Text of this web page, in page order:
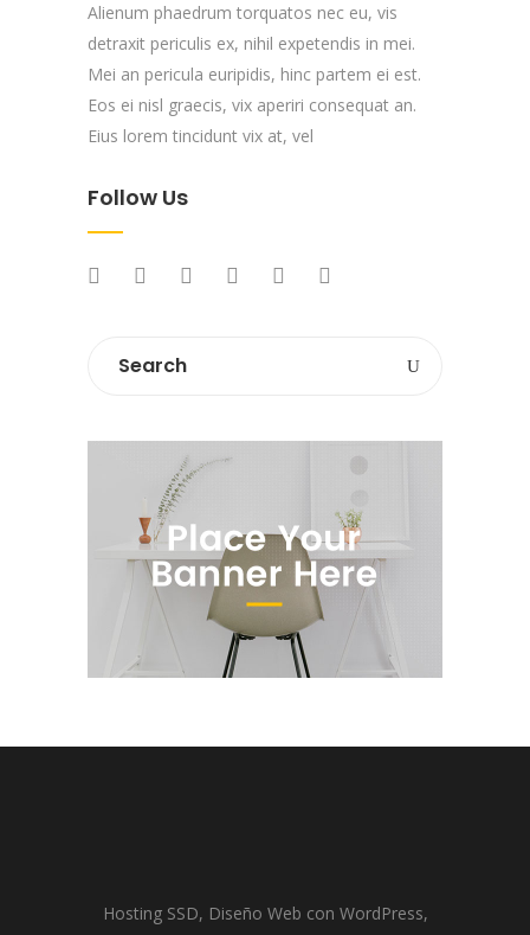
Alienum phaedrum torquatos nec eu, vis
detraxit periculis ex, nihil expetendis in mei.
Mei an pericula euripidis, hinc partem ei est.
Eos ei nisl graecis, vix aperiri consequat an.
Eius lorem tincidunt vix at, vel
Follow Us
Hosting SSD, Diseño Web con WordPress,